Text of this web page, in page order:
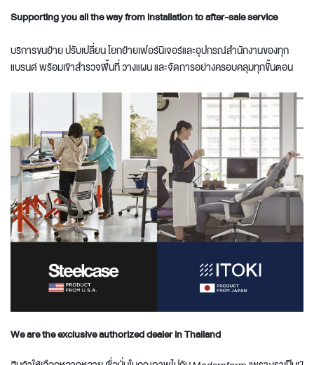
Supporting you all the way from installation to after-sale service
บริการขนย้าย ปรับเปลี่ยน โยกย้ายเฟอร์นิเจอร์และอุปกรณ์สำนักงานของทุก
แบรนด์ พร้อมเข้าสำรวจพื้นที่ วางแผน และจัดการอย่างครอบคลุมทุกขั้นตอน
We are the exclusive authorized dealer in Thailand